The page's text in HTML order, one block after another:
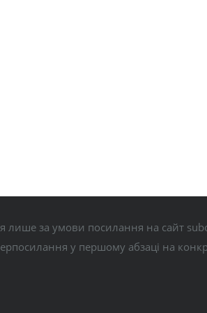
лише за умови посилання на сайт
у першому абзаці на